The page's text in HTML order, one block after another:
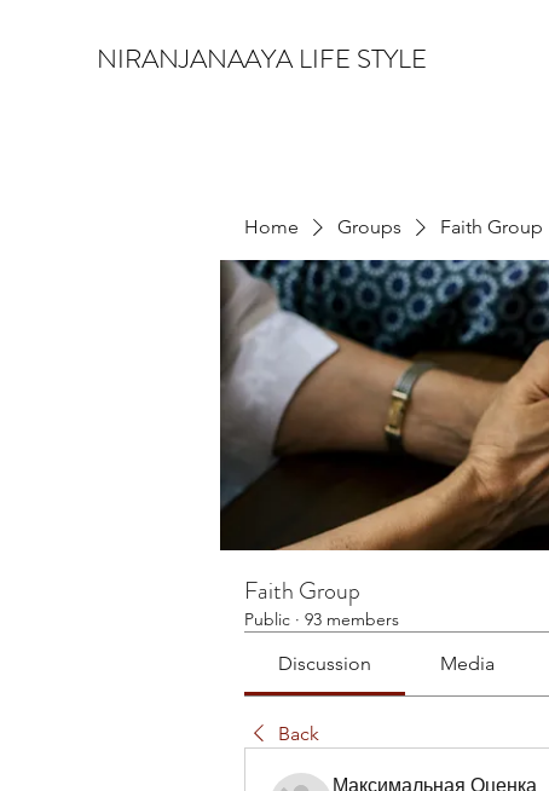
NIRANJANAAYA LIFE STYLE
Home Groups Faith Group
Faith Group
Public · 93 members
Discussion Media
Back
Максимальная Оценка